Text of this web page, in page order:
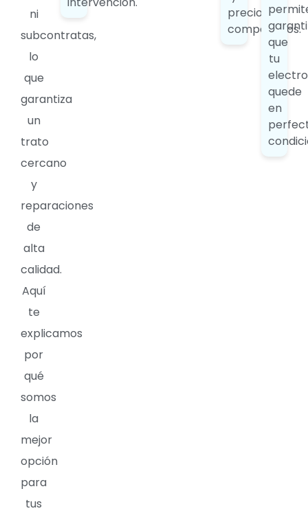
ni
subcontratas,
lo
que
garantiza
un
trato
cercano
y
reparaciones
de
alta
calidad.
Aquí
te
explicamos
por
qué
somos
la
mejor
opción
para
tus
precios
competitivos.
que
tu
quede
en